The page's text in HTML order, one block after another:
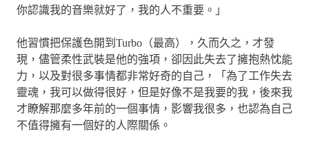
你認識我的音樂就好了，我的人不重要。」
他習慣把保護色開到Turbo（最高），久而久之，才發
現，儘管柔性武裝是他的強項，卻因此失去了擁抱熱忱能
力，以及對很多事情都非常好奇的自己，「為了工作失去
靈魂，我可以做得很好，但是好像不是我要的我，後來我
才瞭解那麼多年前的一個事情，影響我很多，也認為自己
不值得擁有一個好的人際關係。